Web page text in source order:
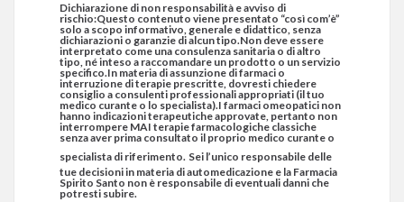
Dichiarazione di non responsabilità e avviso di
rischio:Questo contenuto viene presentato “così com’è”
solo a scopo informativo, generale e didattico, senza
dichiarazioni o garanzie di alcun tipo.Non deve essere
interpretato come una consulenza sanitaria o di altro
tipo, né inteso a raccomandare un prodotto o un servizio
specifico.In materia di assunzione di farmaci o
interruzione di terapie prescritte, dovresti chiedere
consiglio a consulenti professionali appropriati (il tuo
medico curante o lo specialista).I farmaci omeopatici non
hanno indicazioni terapeutiche approvate, pertanto non
interrompere MAI terapie farmacologiche classiche
senza aver prima consultato il proprio medico curante o
specialista di riferimento. Sei l’unico responsabile delle
tue decisioni in materia di automedicazione e la Farmacia
Spirito Santo non è responsabile di eventuali danni che
potresti subire.